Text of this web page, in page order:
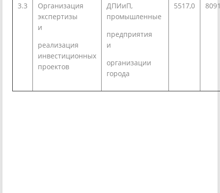
3.3
Организация
экспертизы
и
реализация
инвестиционных
проектов
ДПИиП,
промышленные
предприятия
и
организации
города
5517,0